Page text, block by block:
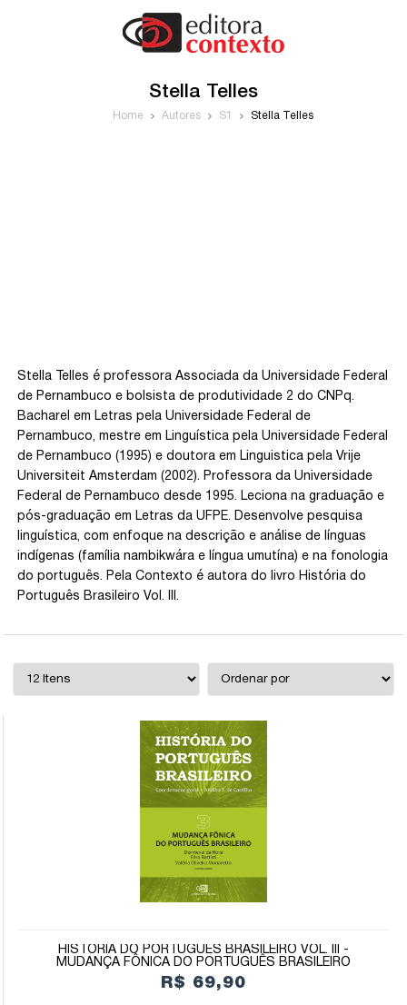
Stella Telles
Home Autores S1 Stella Telles
Stella Telles é professora Associada da Universidade Federal
de Pernambuco e bolsista de produtividade 2 do CNPq.
Bacharel em Letras pela Universidade Federal de
Pernambuco, mestre em Linguística pela Universidade Federal
de Pernambuco (1995) e doutora em Linguistica pela Vrije
Universiteit Amsterdam (2002). Professora da Universidade
Federal de Pernambuco desde 1995. Leciona na graduação e
pós-graduação em Letras da UFPE. Desenvolve pesquisa
linguística, com enfoque na descrição e análise de línguas
indígenas (família nambikwára e língua umutína) e na fonologia
do português. Pela Contexto é autora do livro História do
Português Brasileiro Vol. III.
HISTÓRIA DO PORTUGUÊS BRASILEIRO VOL. III -
MUDANÇA FÔNICA DO PORTUGUÊS BRASILEIRO
R$ 69,90